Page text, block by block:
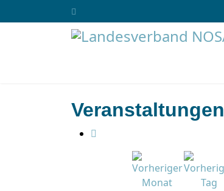
Veranstaltungen